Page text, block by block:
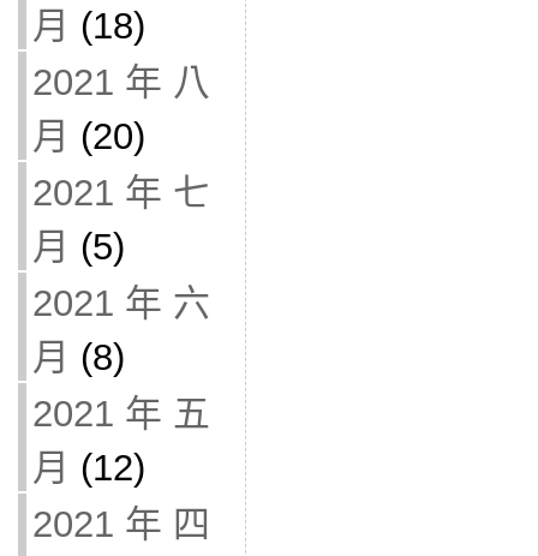
月 (18)
2021 年 八
月 (20)
2021 年 七
月 (5)
2021 年 六
月 (8)
2021 年 五
月 (12)
2021 年 四